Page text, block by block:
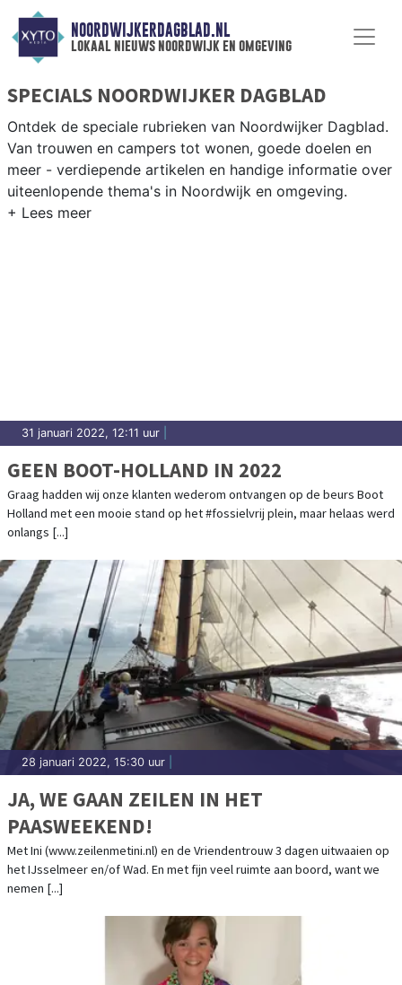
NOORDWIJKERDAGBLAD.NL
lokaal nieuws noordwijk en omgeving
SPECIALS NOORDWIJKER DAGBLAD
Ontdek de speciale rubrieken van Noordwijker Dagblad.
Van trouwen en campers tot wonen, goede doelen en
meer - verdiepende artikelen en handige informatie over
uiteenlopende thema's in Noordwijk en omgeving.
31 januari 2022, 12:11 uur
GEEN BOOT-HOLLAND IN 2022
Graag hadden wij onze klanten wederom ontvangen op de beurs Boot
Holland met een mooie stand op het #fossielvrij plein, maar helaas werd
onlangs [...]
28 januari 2022, 15:30 uur
JA, WE GAAN ZEILEN IN HET
PAASWEEKEND!
Met Ini (www.zeilenmetini.nl) en de Vriendentrouw 3 dagen uitwaaien op
het IJsselmeer en/of Wad. En met fijn veel ruimte aan boord, want we
nemen [...]